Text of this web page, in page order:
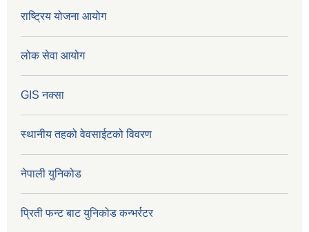
राष्ट्रिय योजना आयोग
लोक सेवा आयोग
GIS नक्सा
स्थानीय तहको वेवसाईटको विवरण
नेपाली युनिकोड
प्रिती फन्ट बाट युनिकोड कन्भर्रटर